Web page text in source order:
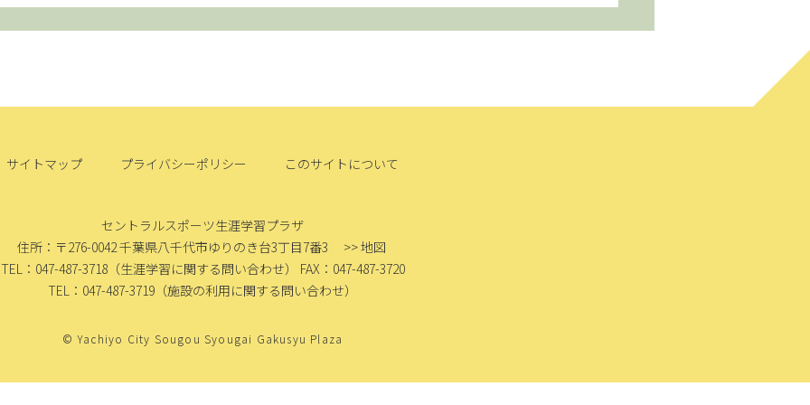
サイトマップ プライバシーポリシー このサイトについて
セントラルスポーツ生涯学習プラザ
住所：〒276-0042千葉県八千代市ゆりのき台3丁目7番3
>> 地図
TEL：047-487-3718（生涯学習に関する問い合わせ） FAX：047-487-3720
TEL：047-487-3719 （施設の利用に関する問い合わせ）
© Yachiyo City Sougou Syougai Gakusyu Plaza